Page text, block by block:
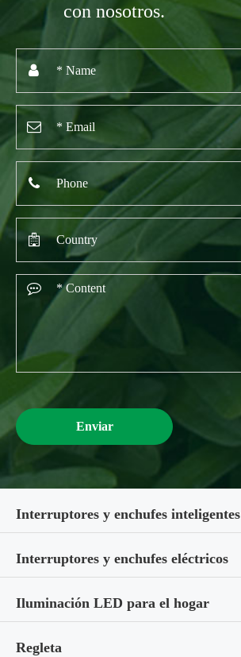
con nosotros.
Enviar
Interruptores y enchufes inteligentes
Interruptores y enchufes eléctricos
Iluminación LED para el hogar
Regleta